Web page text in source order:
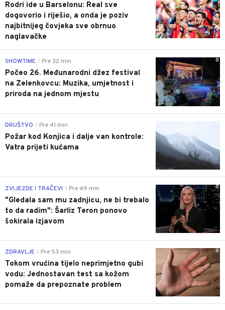
Rodri ide u Barselonu: Real sve
dogovorio i riješio, a onda je poziv
najbitnijeg čovjeka sve obrnuo
naglavačke
0
SHOWTIME Pre 32 min
Počeo 26. Međunarodni džez festival
na Zelenkovcu: Muzika, umjetnost i
priroda na jednom mjestu
0
DRUŠTVO Pre 41 min
Požar kod Konjica i dalje van kontrole:
Vatra prijeti kućama
0
ZVIJEZDE I TRAČEVI Pre 49 min
"Gledala sam mu zadnjicu, ne bi trebalo
to da radim": Šarliz Teron ponovo
šokirala izjavom
0
ZDRAVLJE Pre 53 min
Tokom vrućina tijelo neprimjetno gubi
vodu: Jednostavan test sa kožom
pomaže da prepoznate problem